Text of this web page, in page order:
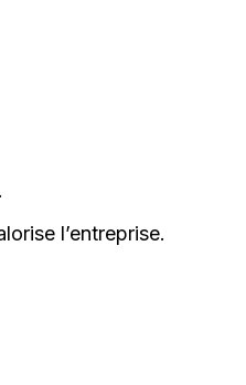
l’entreprise.